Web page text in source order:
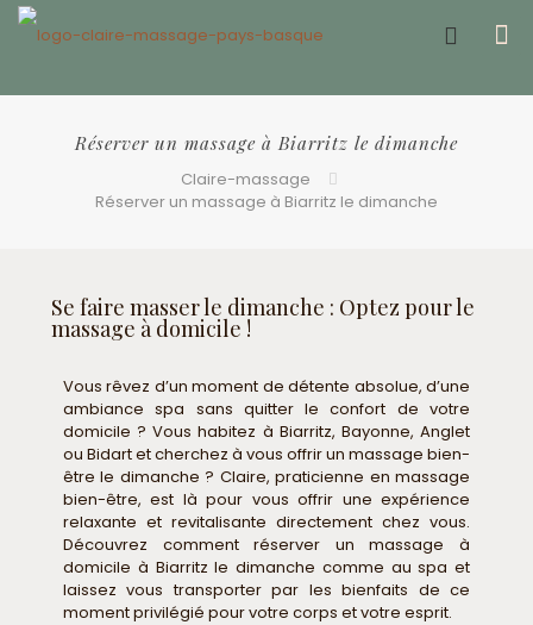
Réserver un massage à Biarritz le dimanche
Claire-massage
Réserver un massage à Biarritz le dimanche
Se faire masser le dimanche : Optez pour le
massage à domicile !
Vous rêvez d’un moment de détente absolue, d’une
ambiance spa sans quitter le confort de votre
domicile ? Vous habitez à Biarritz, Bayonne, Anglet
ou Bidart et cherchez à vous offrir un massage bien-
être le dimanche ? Claire, praticienne en massage
bien-être, est là pour vous offrir une expérience
relaxante et revitalisante directement chez vous.
Découvrez comment réserver un massage à
domicile à Biarritz le dimanche comme au spa et
laissez vous transporter par les bienfaits de ce
moment privilégié pour votre corps et votre esprit.
Offrir un bon cadeau ❤️